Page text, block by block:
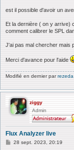
est il possible d'avoir un
Et la dernière ( on y arrive)
comment calibrer le SPL
J'ai pas mal chercher mais
Merci d'avance pour l'aide
Modifié en dernier parrezeda
ziggy
Admin
Flux Analyzer live
M28 sept. 2023, 20:19